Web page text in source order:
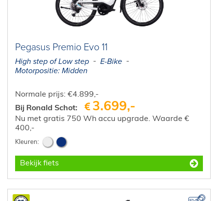
Pegasus Premio Evo 11
High step of Low step
E-Bike
Motorpositie: Midden
Normale prijs: €4.899,-
Bij Ronald Schot:
3.699,-
Nu met gratis 750 Wh accu upgrade. Waarde €
400,-
Bekijk fiets